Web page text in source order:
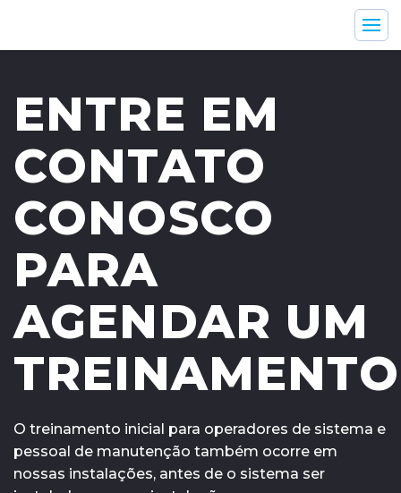
Indústrias
Suporte e Serviços
Produtos
En Br
ENTRE EM
CONTATO
CONOSCO
PARA
AGENDAR UM
TREINAMENTO
O treinamento inicial para operadores de sistema e
pessoal de manutenção também ocorre em
nossas instalações, antes de o sistema ser